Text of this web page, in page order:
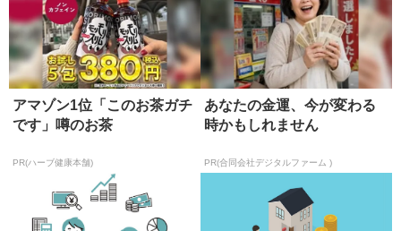
アマゾン1位「このお茶ガチ
です」噂のお茶
PR(ハーブ健康本舗)
あなたの金運、今が変わる
時かもしれません
PR(合同会社デジタルファーム )